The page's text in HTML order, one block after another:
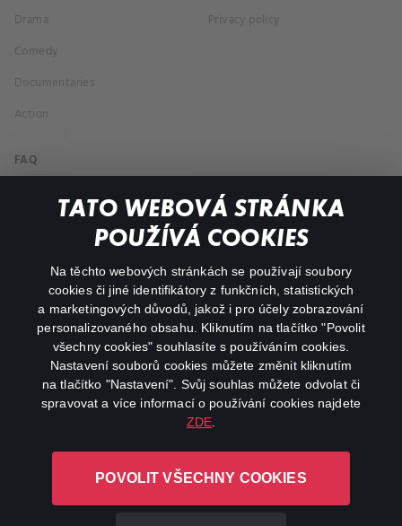
TATO WEBOVÁ STRÁNKA
POUŽÍVÁ COOKIES
Na těchto webových stránkách se používají soubory
cookies či jiné identifikátory z funkčních, statistických
a marketingových důvodů, jakož i pro účely zobrazování
personalizovaného obsahu. Kliknutím na tlačítko "Povolit
všechny cookies" souhlasíte s používáním cookies.
Nastavení souborů cookies můžete změnit kliknutím
na tlačítko "Nastavení". Svůj souhlas můžete odvolat či
spravovat a více informací o používání cookies najdete
ZDE
POVOLIT VŠECHNY COOKIES
Drama
Comedy
Documentaries
Action
Privacy policy
FAQ
My profile
facebookinstagram
youtube
L-1246 Luxembourg R.C.S.